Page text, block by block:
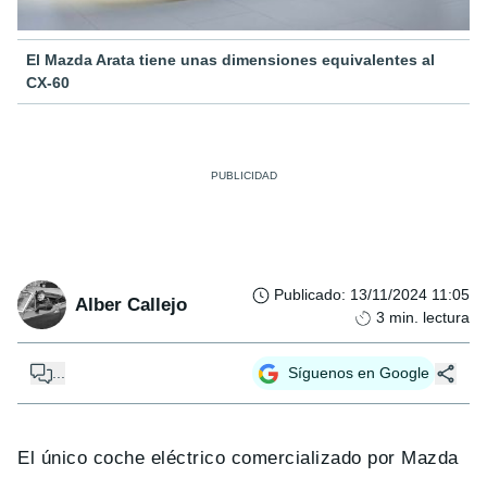
El Mazda Arata tiene unas dimensiones equivalentes al
CX-60
Alber Callejo Publicado: 13/11/2024 11:05
3 min. lectura
... Síguenos en Google
El único coche eléctrico comercializado por Mazda